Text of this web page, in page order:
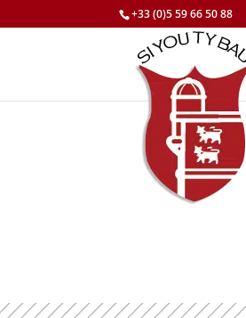
+33 (0)5 59 66 50 88